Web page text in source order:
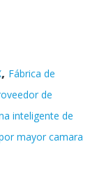
, Fábrica de
de
inteligente de
mayor camara